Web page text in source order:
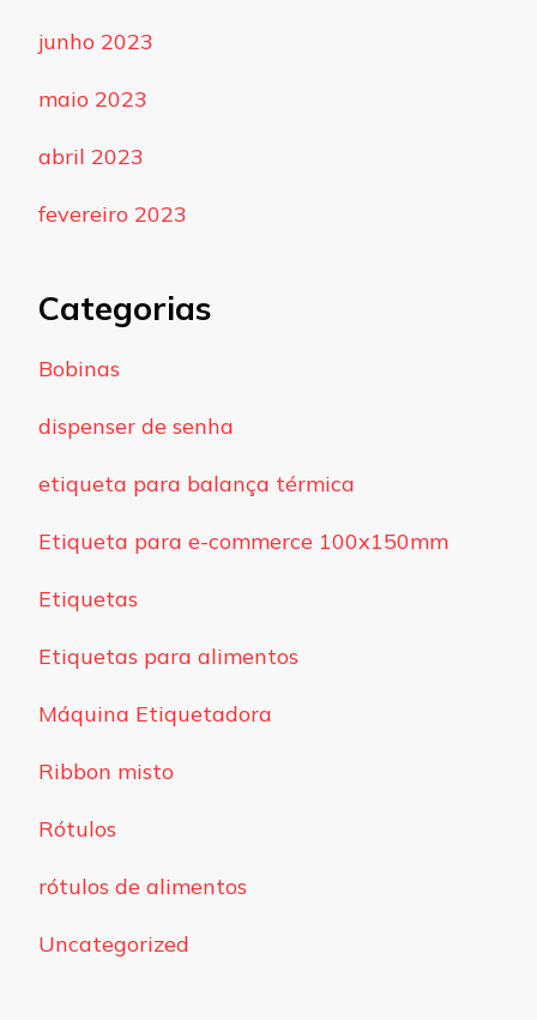
junho 2023
maio 2023
abril 2023
fevereiro 2023
Categorias
Bobinas
dispenser de senha
etiqueta para balança térmica
Etiqueta para e-commerce 100x150mm
Etiquetas
Etiquetas para alimentos
Máquina Etiquetadora
Ribbon misto
Rótulos
rótulos de alimentos
Uncategorized